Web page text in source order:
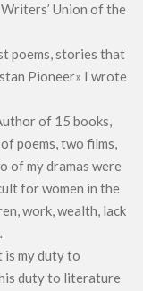
Union of the
poems, stories that
Pioneer» I wrote
of 15 books,
poems, two films,
of my dramas were
for women in the
work, wealth, lack
is my duty to
duty to literature